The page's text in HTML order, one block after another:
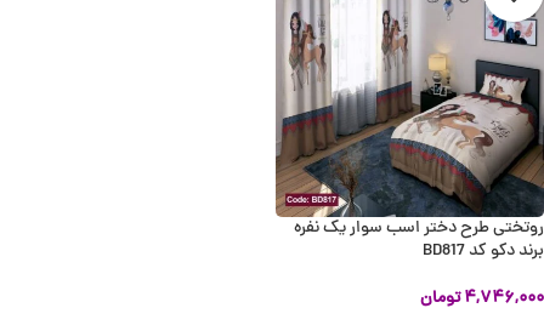
روتختی طرح دختر اسب سوار یک نفره
برند دکو کد BD817
۴,۷۴۶,۰۰۰تومان